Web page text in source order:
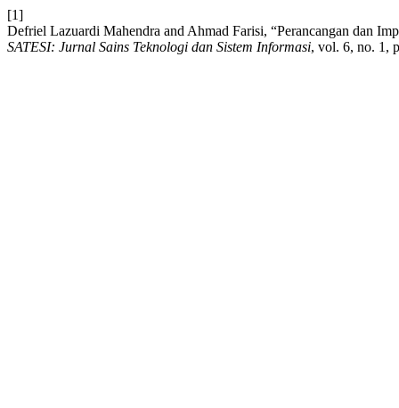
[1]
Defriel Lazuardi Mahendra and Ahmad Farisi, “Perancangan dan
SATESI: Jurnal Sains Teknologi dan Sistem Informasi, vol. 6, no. 1,